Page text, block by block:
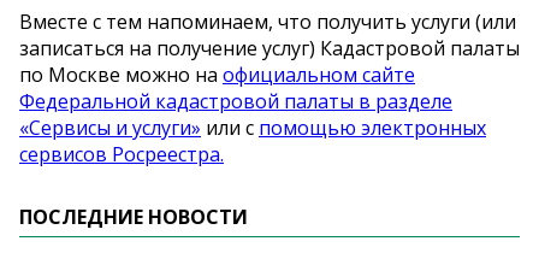
Вместе с тем напоминаем, что получить услуги (или
записаться на получение услуг) Кадастровой палаты
по Москве можно на официальном сайте
Федеральной кадастровой палаты в разделе
«Сервисы и услуги» или с помощью электронных
сервисов Росреестра.
ПОСЛЕДНИЕ НОВОСТИ